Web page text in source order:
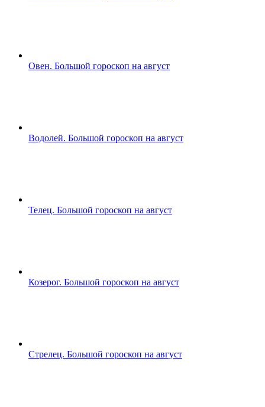
Овен. Большой гороскоп на август
Водолей. Большой гороскоп на август
Телец. Большой гороскоп на август
Козерог. Большой гороскоп на август
Стрелец. Большой гороскоп на август